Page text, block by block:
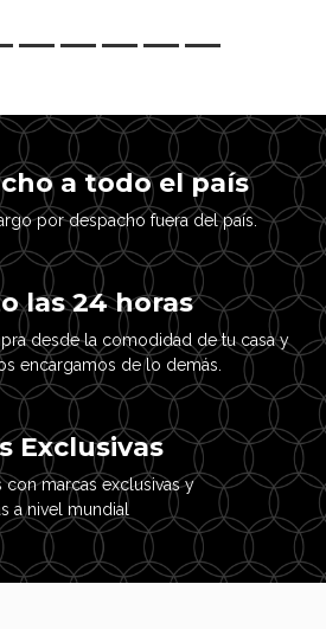
a todo el país
por despacho fuera del país.
las 24 horas
desde la comodidad de tu casa y
encargamos de lo demás.
Exclusivas
con marcas exclusivas y
a nivel mundial